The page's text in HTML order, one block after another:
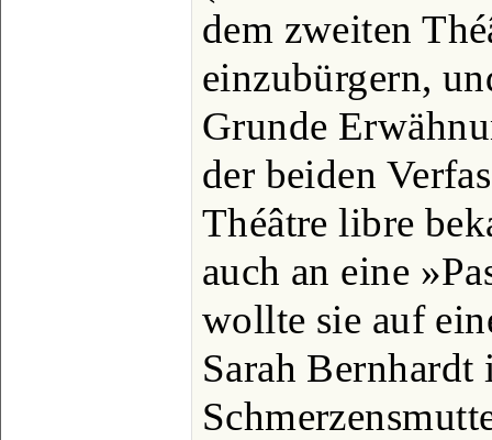
dem zweiten
einzubürgern,
Grunde
der beiden
Théâtre libre
auch an eine
wollte sie auf
Sarah